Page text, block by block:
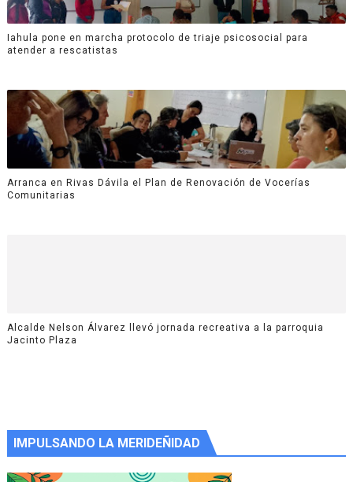
Iahula pone en marcha protocolo de triaje psicosocial para
atender a rescatistas
Arranca en Rivas Dávila el Plan de Renovación de Vocerías
Comunitarias
Alcalde Nelson Álvarez llevó jornada recreativa a la parroquia
Jacinto Plaza
IMPULSANDO LA MERIDEÑIDAD